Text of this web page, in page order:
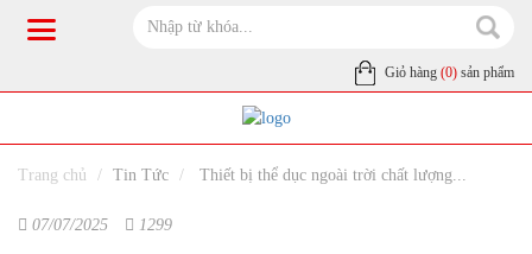
Giỏ hàng (0) sản phẩm
Trang chủ Tin Tức Thiết bị thể dục ngoài trời chất lượng...
07/07/2025 1299